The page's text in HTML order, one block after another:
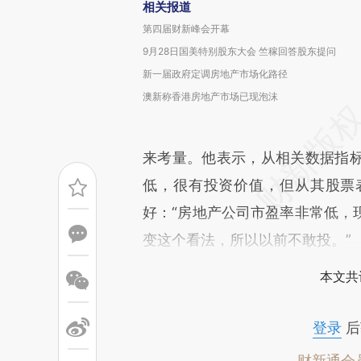
相关报道
第四届财新峰会开幕
9月28日国美特别股东大会 竺稼回答股东提问
新一届政府定调房地产市场化路径
澳新称香港房地产市场已现泡沫
来考量。他表示，从相关数据指
低，很有投资价值，但从其股
好：“房地产公司市盈率非常低
变这个看法，所以以前不敢投。”
本文共
登录后